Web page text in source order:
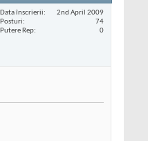
Data înscrierii
2nd April 2009
Posturi
74
Putere Rep
0